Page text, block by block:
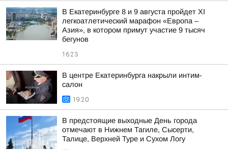
В Екатеринбурге 8 и 9 августа пройдет XI
легкоатлетический марафон «Европа –
Азия», в котором примут участие 9 тысяч
бегунов
16:23
В центре Екатеринбурга накрыли интим-
салон
19:20
В предстоящие выходные День города
отмечают в Нижнем Тагиле, Сысерти,
Талице, Верхней Туре и Сухом Логу